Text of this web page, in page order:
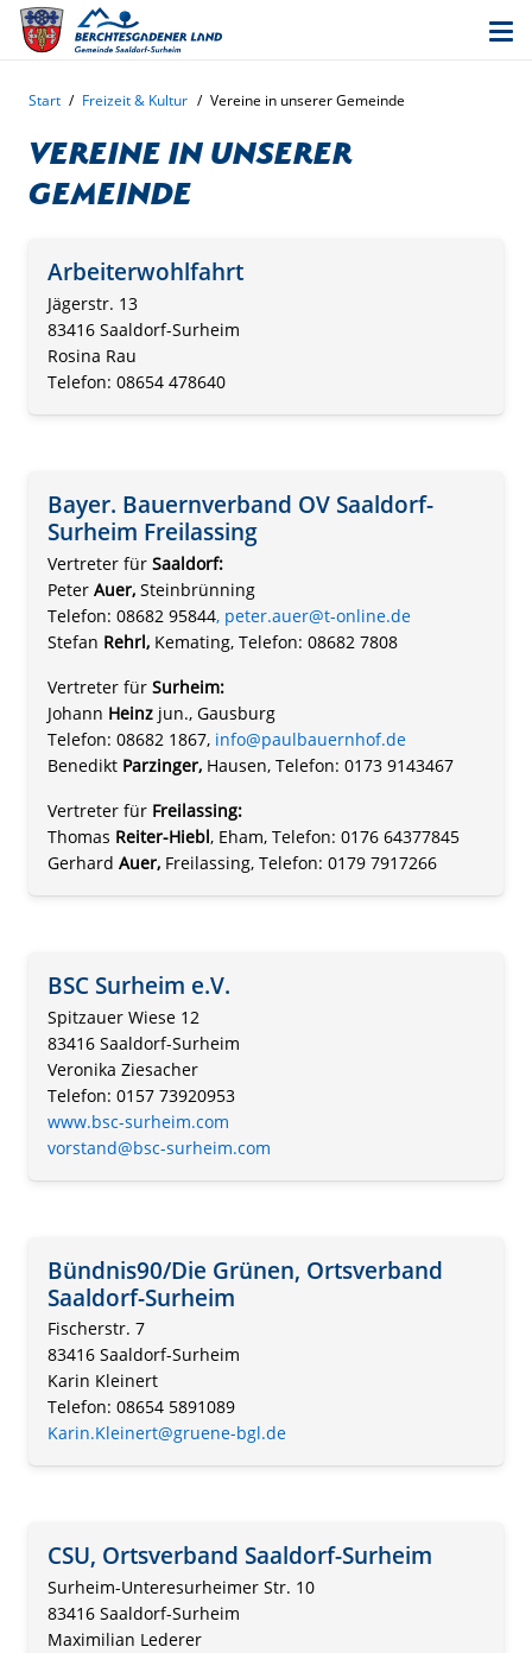
Start / Freizeit & Kultur / Vereine in unserer Gemeinde
Vereine in unserer
Gemeinde
Arbeiterwohlfahrt
Jägerstr. 13
83416 Saaldorf-Surheim
Rosina Rau
Telefon: 08654 478640
Bayer. Bauernverband OV Saaldorf-
Surheim Freilassing
Vertreter für Saaldorf:
Peter Auer, Steinbrünning
Telefon: 08682 95844, peter.auer@t-online.de
Stefan Rehrl, Kemating, Telefon: 08682 7808
Vertreter für Surheim:
Johann Heinz jun., Gausburg
Telefon: 08682 1867, info@paulbauernhof.de
Benedikt Parzinger, Hausen, Telefon: 0173 9143467
Vertreter für Freilassing:
Thomas Reiter-Hiebl, Eham, Telefon: 0176 64377845
Gerhard Auer, Freilassing, Telefon: 0179 7917266
BSC Surheim e.V.
Spitzauer Wiese 12
83416 Saaldorf-Surheim
Veronika Ziesacher
Telefon: 0157 73920953
www.bsc-surheim.com
vorstand@bsc-surheim.com
Bündnis90/Die Grünen, Ortsverband
Saaldorf-Surheim
Fischerstr. 7
83416 Saaldorf-Surheim
Karin Kleinert
Telefon: 08654 5891089
Karin.Kleinert@gruene-bgl.de
CSU, Ortsverband Saaldorf-Surheim
Surheim-Unteresurheimer Str. 10
83416 Saaldorf-Surheim
Maximilian Lederer